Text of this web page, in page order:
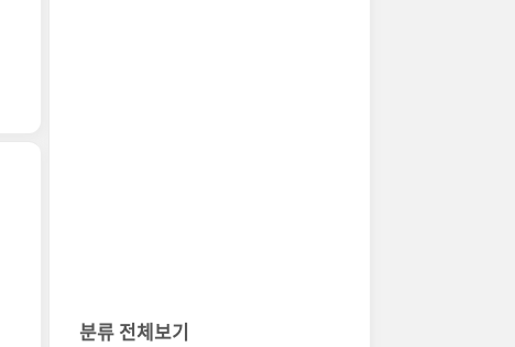
분류 전체보기